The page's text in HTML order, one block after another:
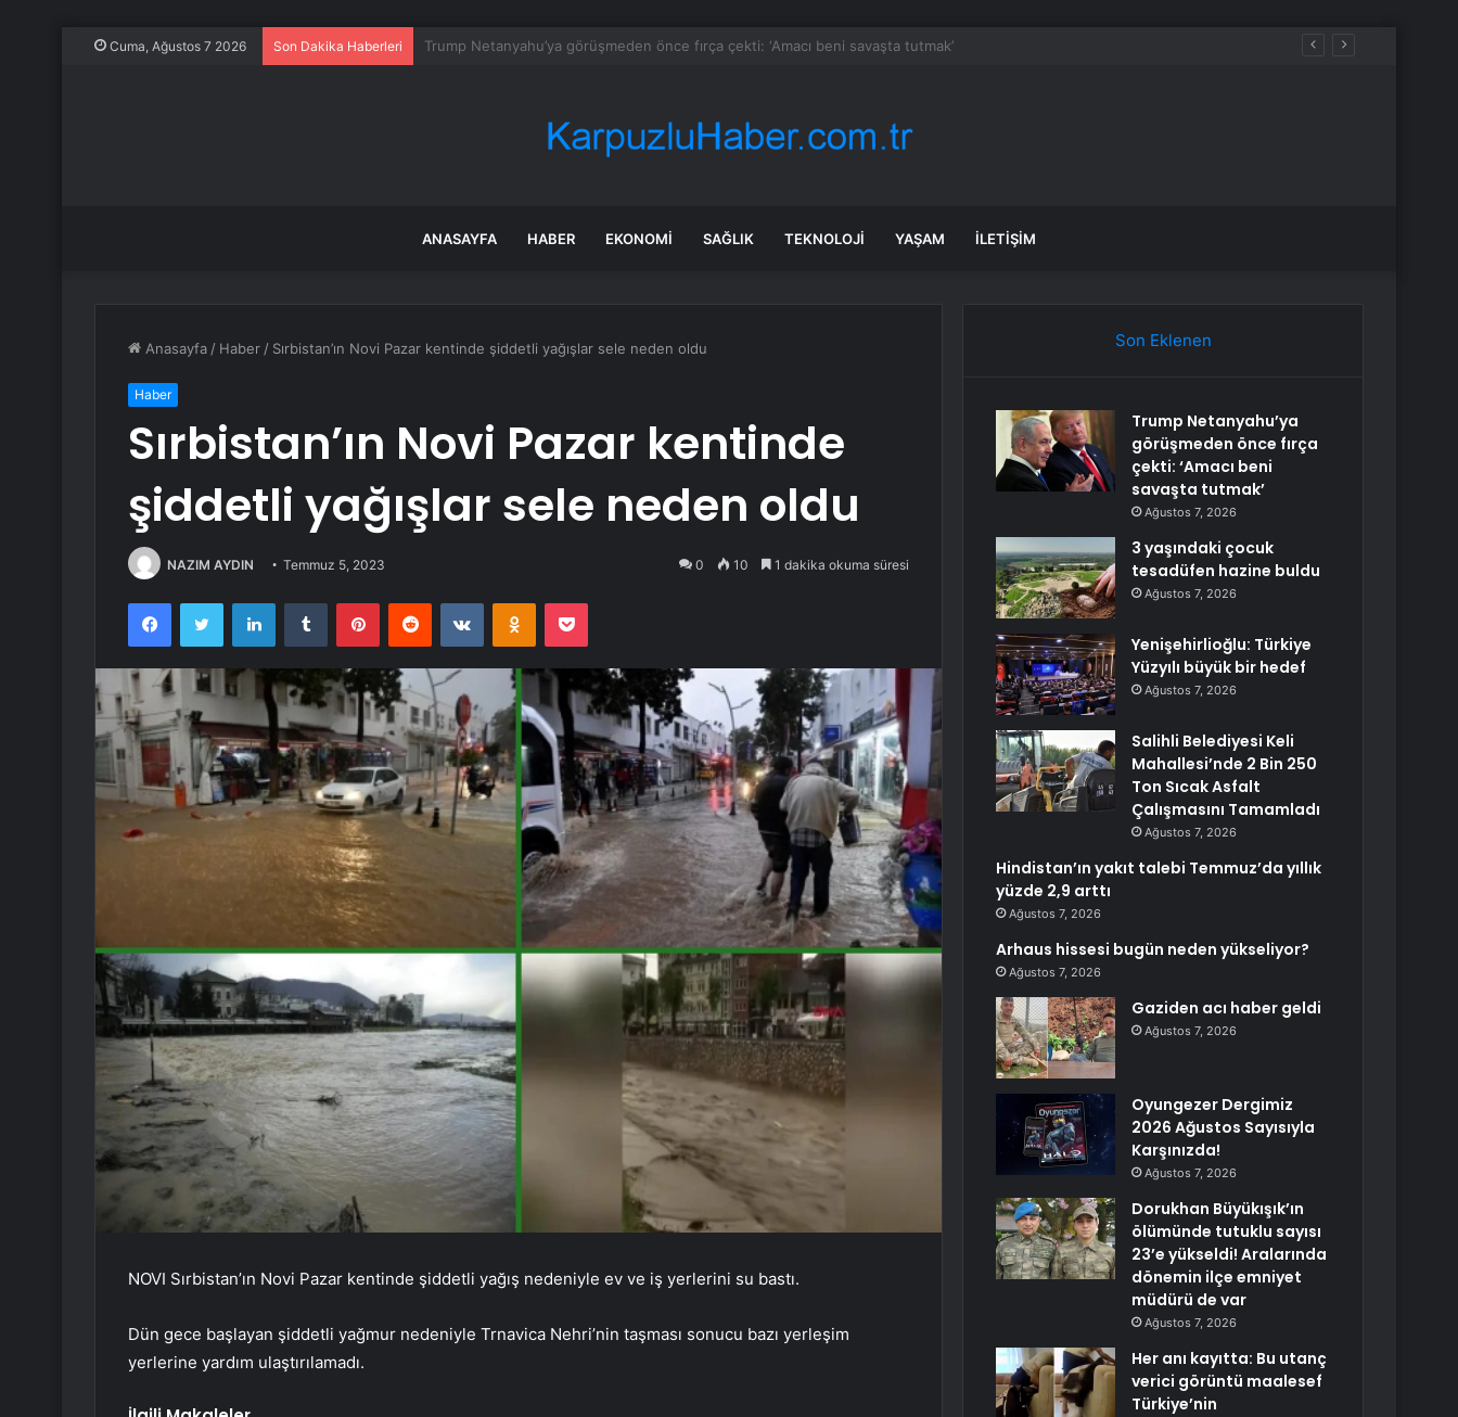
Cuma, Ağustos 7 2026 Son Dakika Haberleri 3 yaşındaki çocuk tesadüfen hazine buldu
ANASAYFA HABER EKONOMI SAĞLIK TEKNOLOJI YAŞAM İLETIŞIM
Anasayfa / Haber / Sırbistan’ın Novi Pazar kentinde şiddetli yağışlar sele neden oldu
Haber
Sırbistan’ın Novi Pazar kentinde
şiddetli yağışlar sele neden oldu
NAZIM AYDIN Temmuz 5, 2023 0 10 1 dakika okuma süresi
FacebookTwitter LinkedInTumblr PinterestReddit VKontakteOdnoklassniki
Pocket
NOVI Sırbistan’ın Novi Pazar kentinde şiddetli yağış nedeniyle ev ve iş yerlerini su bastı.
Dün gece başlayan şiddetli yağmur nedeniyle Trnavica Nehri’nin taşması sonucu bazı yerleşim
yerlerine yardım ulaştırılamadı.
Son Eklenen
Trump Netanyahu’ya
görüşmeden önce fırça
çekti: ‘Amacı beni
savaşta tutmak’
Ağustos 7, 2026
3 yaşındaki çocuk
tesadüfen hazine buldu
Ağustos 7, 2026
Yenişehirlioğlu: Türkiye
Yüzyılı büyük bir hedef
Ağustos 7, 2026
Salihli Belediyesi Keli
Mahallesi’nde 2 Bin 250
Ton Sıcak Asfalt
Çalışmasını Tamamladı
Ağustos 7, 2026
Hindistan’ın yakıt talebi Temmuz’da yıllık
yüzde 2,9 arttı
Ağustos 7, 2026
Arhaus hissesi bugün neden yükseliyor?
Ağustos 7, 2026
Gaziden acı haber geldi
Ağustos 7, 2026
Oyungezer Dergimiz
2026 Ağustos Sayısıyla
Karşınızda!
Ağustos 7, 2026
Dorukhan Büyükışık’ın
ölümünde tutuklu sayısı
23’e yükseldi! Aralarında
dönemin ilçe emniyet
müdürü de var
Ağustos 7, 2026
Her anı kayıtta: Bu utanç
verici görüntü maalesef
Türkiye’nin